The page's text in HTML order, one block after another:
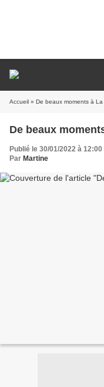
Accueil » De beaux moments à La
De beaux
Publié le 30/01/2022 à 12:00
Par Martine